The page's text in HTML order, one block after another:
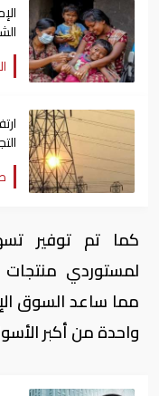
كما تم توفير
لمستوردي
مما ساعد السوق
واحدة من أكبر